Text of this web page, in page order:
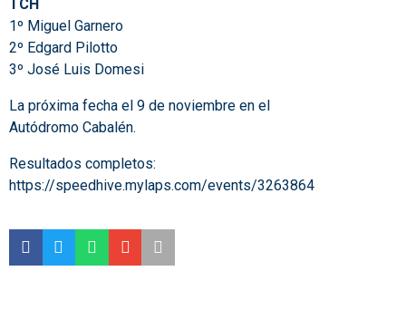
TCH
1º Miguel Garnero
2º Edgard Pilotto
3º José Luis Domesi
La próxima fecha el 9 de noviembre en el
Autódromo Cabalén.
Resultados completos:
https://speedhive.mylaps.com/events/3263864